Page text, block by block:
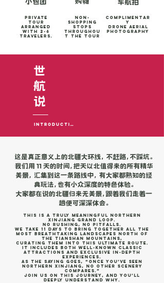
Private
tour
arranged
with 2-6
travelers.
Non-
shopping
stops
throughou
t the tour
车航拍
Complimentar
y
Drone aerial
photography
世
​航
​说
Introduction
这是真正意义上的北疆大环线， 不赶路，不踩坑。
我们用 11 天的时间，把天以北值得来的所有精华
美景， 汇集到这一条路线中， 有大家都熟知的经
典玩法，也有小众深度的特色体验。
大家都在说的北疆归来无美景，跟着我们走着一
趟便可深深体会。
This is a truly meaningful Northern
Xinjiang Grand Loop.
No rushing, no pitfalls.
We take 11 days to bring together all the
most breathtaking landscapes north of
the Tianshan Mountains,
curating them into this ultimate route.
It includes both well-known classic
attractions and exclusive in-depth
experiences.
As the saying goes, “Once you’ve seen
Northern Xinjiang, no other scenery
compares.”
Join us on this journey, and you’ll
deeply understand why.